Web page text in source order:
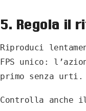
5. Regola il
Riproduci
FPS unico:
primo senza urti.
Controlla anche